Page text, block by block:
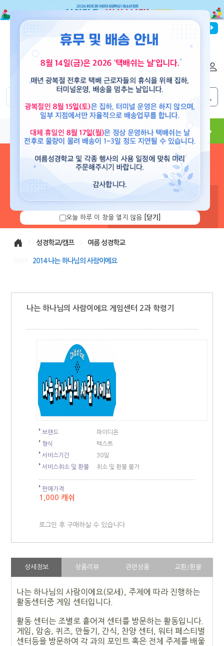
파이디온선교회
도서 뮤직 용품 현수막 콘텐츠
로그인 하시면 보유 캐쉬 확
니다.
성경학교/캠프 여름 성경학교
2014 나는 하나님의 사람이에요
나는 하나님의 사람이에요 게임센터 2과 학령기
브랜드
파이디온
형식
텍스트
서비스기간
30일
서비스취소 및 환불
취소 및 환불 불가
판매가격
1,000 캐쉬
로그인 후 구매하실 수 있습니다.
상세정보 상품리뷰 관련상품 교환/환불
나는 하나님의 사람이에요(모세), 주제에 따라 진행하는
활동센터중 게임 센터입니다.
활동 센터는 조별로 흩어져 센터를 방문하는 활동입니다.
게임, 암송, 퀴즈, 만들기, 간식, 찬양 센터, 워터 페스티벌
센터등을 방문하여 각 과의 포인트 혹은 전체 주제를 배울
오늘 하루 이 창을 열지 않음 [닫기]